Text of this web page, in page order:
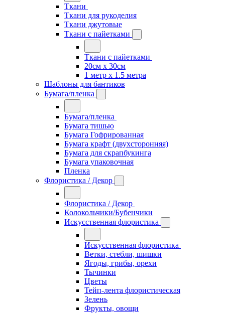
Ткани
Ткани для рукоделия
Ткани джутовые
Ткани с пайетками
Ткани с пайетками
20см х 30см
1 метр х 1.5 метра
Шаблоны для бантиков
Бумага/пленка
Бумага/пленка
Бумага тишью
Бумага Гофрированная
Бумага крафт (двухсторонняя)
Бумага для скрапбукинга
Бумага упаковочная
Пленка
Флористика / Декор
Флористика / Декор
Колокольчики/Бубенчики
Искусственная флористика
Искусственная флористика
Ветки, стебли, шишки
Ягоды, грибы, орехи
Тычинки
Цветы
Тейп-лента флористическая
Зелень
Фрукты, овощи